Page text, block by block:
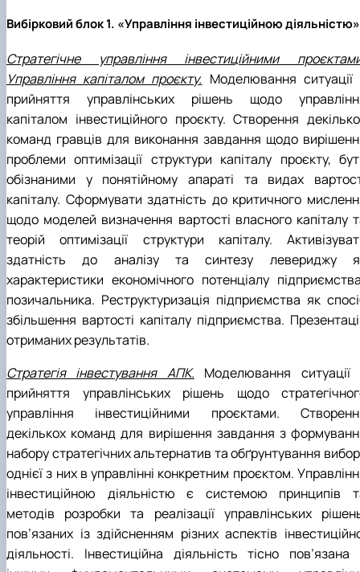
Вибірковий блок 1. «Управління інвестиційною діяльністю»
Стратегічне управління інвестиційними
Управління капіталом проєкту. Моделювання ситуації
прийняття управлінських рішень щодо
капіталом інвестиційного проєкту. Створення
команд гравців для виконання завдання щодо
проблеми оптимізації структури капіталу проєкту,
обізнаними у понятійному апараті та видах
капіталу. Сформувати здатність до критичного
щодо моделей визначення вартості власного капіталу
теорій оптимізації структури капіталу.
здатність до аналізу та синтезу левериджу
характеристики економічного потенціалу
позичальника. Реструктуризація підприємства як
збільшення вартості капіталу підприємства.
отриманих результатів.
Стратегія інвестування АПК. Моделювання ситуації
прийняття управлінських рішень щодо
управління інвестиційними проєктами.
декількох команд для вирішення завдання з
набору стратегічних альтернатив та обґрунтування
однієї з них в управлінні конкретним проєктом.
інвестиційною діяльністю є системою принципів
методів розробки та реалізації управлінських
пов’язаних із здійсненням різних аспектів
діяльності. Інвестиційна діяльність тісно пов’язана